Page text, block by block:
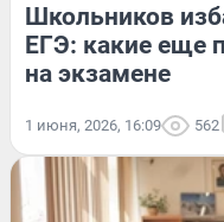
Школьников
ЕГЭ: какие еще
на экзамене
1 июня, 2026, 16:09 562